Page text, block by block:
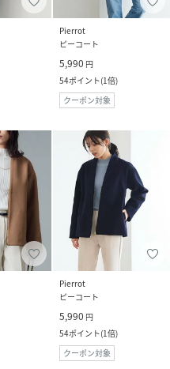
Pierrot
ピーコート
5,990 円
54ポイント(1倍)
クーポン対象
Pierrot
ピーコート
5,990 円
54ポイント(1倍)
クーポン対象